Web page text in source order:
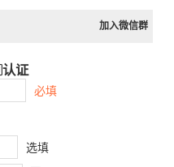
加入微信群
认证
必填
选填